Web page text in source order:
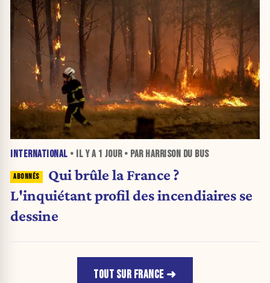
INTERNATIONAL • IL Y A 1 JOUR• PAR HARRISON DU BUS
Qui brûle la France ?
L'inquiétant profil des incendiaires se
dessine
TOUT SUR FRANCE